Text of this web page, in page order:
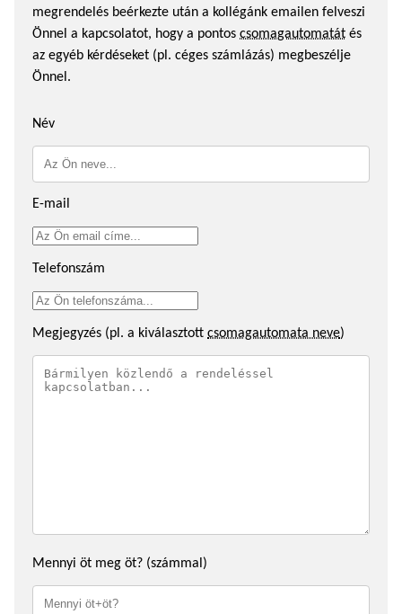
megrendelés beérkezte után a kollégánk emailen felveszi
Önnel a kapcsolatot, hogy a pontos csomagautomatát és
az egyéb kérdéseket (pl. céges számlázás) megbeszélje
Önnel.
Név
E-mail
Telefonszám
Megjegyzés (pl. a kiválasztott csomagautomata neve)
Mennyi öt meg öt? (számmal)